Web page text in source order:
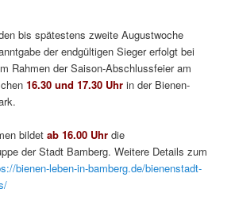
bis spätestens zweite Augustwoche
der endgültigen Sieger erfolgt bei
Rahmen der Saison-Abschlussfeier am
16.30 und 17.30 Uhr in der Bienen-
bildetab 16.00 Uhr die
der Stadt Bamberg. Weitere Details zum
bienen-leben-in-bamberg.de/bienenstadt-